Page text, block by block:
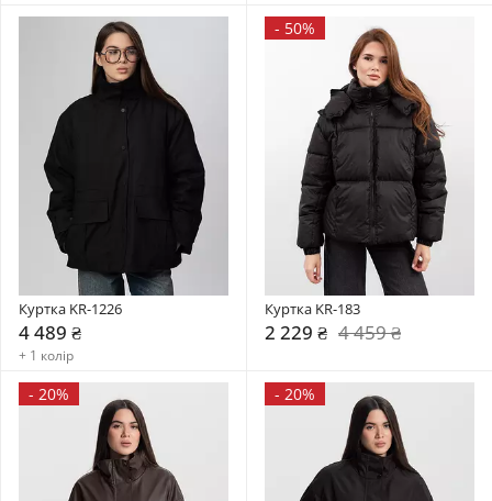
Куртка KR-1226
4 489 ₴
+ 1 колір
- 50%
Куртка KR-183
2 229 ₴ 4 459 ₴
- 20% - 20%